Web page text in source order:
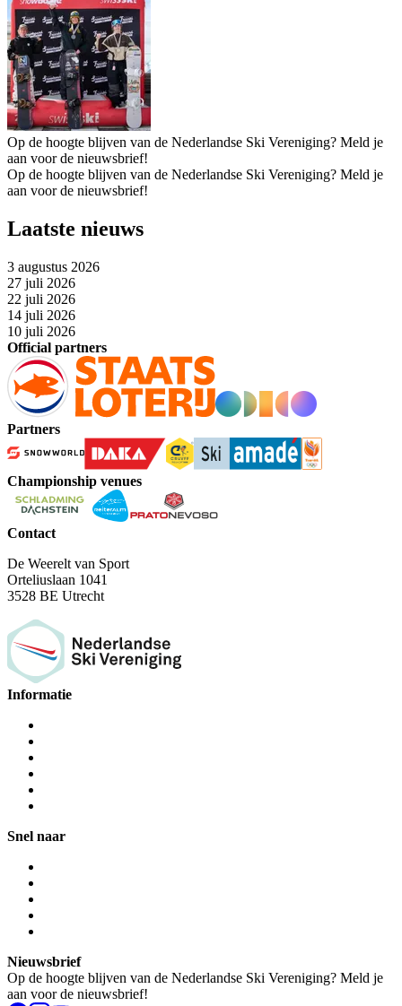
Op de hoogte blijven van de Nederlandse Ski Vereniging? Meld je
aan voor de nieuwsbrief!
Op de hoogte blijven van de Nederlandse Ski Vereniging? Meld je
aan voor de nieuwsbrief!
Laatste nieuws
3 augustus 2026
27 juli 2026
22 juli 2026
14 juli 2026
10 juli 2026
Official partners
Partners
Championship venues
Contact
De Weerelt van Sport
Orteliuslaan 1041
3528 BE Utrecht
Informatie
Snel naar
Nieuwsbrief
Op de hoogte blijven van de Nederlandse Ski Vereniging? Meld je
aan voor de nieuwsbrief!